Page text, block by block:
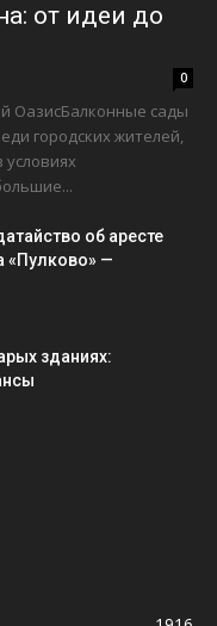
от идеи до
0
ОазисБалконные сады
городских жителей,
об аресте
«Пулково» —
зданиях: